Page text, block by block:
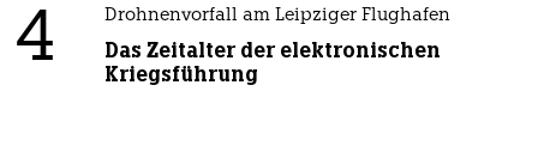
4 Drohnenvorfall am Leipziger Flughafen
Das Zeitalter der elektronischen
Kriegsführung